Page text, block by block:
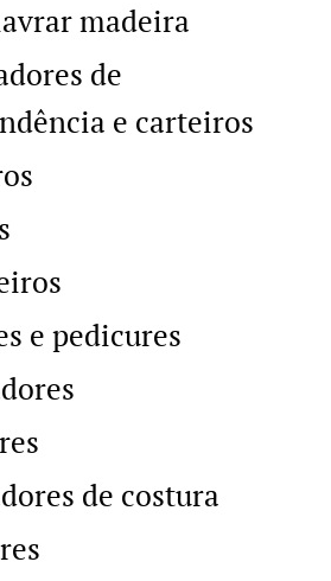
madeira
de
e carteiros
e pedicures
de costura